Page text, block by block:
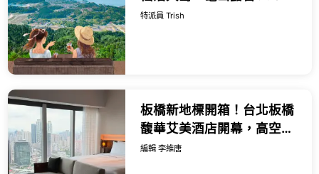
7月19日盛大開幕，360度
特派員 Trish
板橋新地標開箱！台北板橋
馥華艾美酒店開幕，高空泳
池與絕美酒吧亮點一次看。
編輯 李維唐